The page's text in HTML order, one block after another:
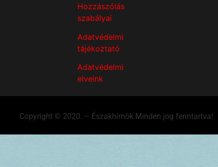
Hozzászólás
szabályai
Adatvédelmi
tájékoztató
Adatvédelmi
elveink
Copyright © 2020. – Északhírnök Minden jog fenntartva!